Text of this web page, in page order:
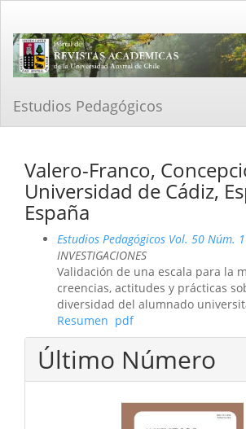
Contenido
principal
Barra
Estudios Pedagógicos
Valero-Franco,
Universidad de Cádiz,
España
Estudios Pedagógicos Vol. 50 Núm.
INVESTIGACIONES
Validación de una escala para la
creencias, actitudes y prácticas
diversidad del alumnado
Resumen pdf
Último Número